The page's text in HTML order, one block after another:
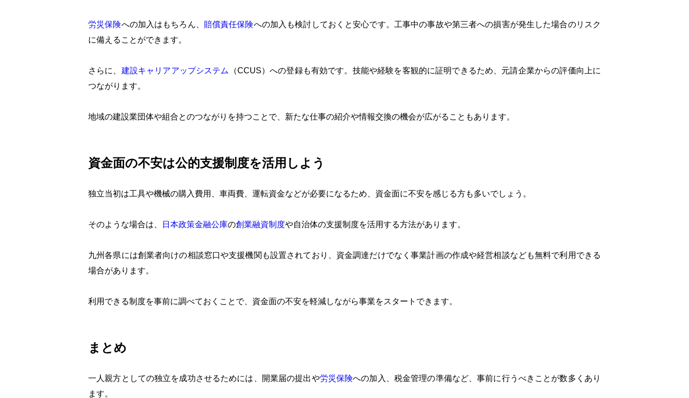
労災保険への加入はもちろん、 賠償責任保険への加入も検討しておくと安心です。工事中の事故や第三者への損害が発生した場合のリスク
に備えることができます。
さらに、 建設キャリアアップシステム
（CCUS）への登録も有効です。技能や経験を客観的に証明できるため、元請企業からの評価向上に
つながります。
地域の建設業団体や組合とのつながりを持つことで、新たな仕事の紹介や情報交換の機会が広がることもあります。
資金面の不安は公的支援制度を活用しよう
独立当初は工具や機械の購入費用、車両費、運転資金などが必要になるため、資金面に不安を感じる方も多いでしょう。
そのような場合は、 日本政策金融公庫の創業融資制度や自治体の支援制度を活用する方法があります。
九州各県には創業者向けの相談窓口や支援機関も設置されており、資金調達だけでなく事業計画の作成や経営相談なども無料で利用できる
場合があります。
利用できる制度を事前に調べておくことで、資金面の不安を軽減しながら事業をスタートできます。
まとめ
一人親方としての独立を成功させるためには、開業届の提出や労災保険への加入、税金管理の準備など、事前に行うべきことが数多くあり
ます。